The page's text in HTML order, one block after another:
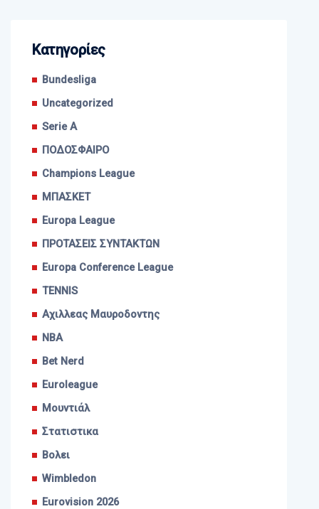
Kατηγορίες
Bundesliga
Uncategorized
Serie A
ΠΟΔΟΣΦΑΙΡΟ
Champions League
ΜΠΑΣΚΕΤ
Europa League
ΠΡΟΤΑΣΕΙΣ ΣΥΝΤΑΚΤΩΝ
Europa Conference League
TENNIS
Αχιλλεας Μαυροδοντης
NBA
Bet Nerd
Euroleague
Μουντιάλ
Στατιστικα
Βολει
Wimbledon
Eurovision 2026